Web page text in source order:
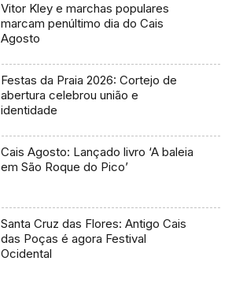
Vitor Kley e marchas populares
marcam penúltimo dia do Cais
Agosto
Festas da Praia 2026: Cortejo de
abertura celebrou união e
identidade
Cais Agosto: Lançado livro ‘A baleia
em São Roque do Pico’
Santa Cruz das Flores: Antigo Cais
das Poças é agora Festival
Ocidental